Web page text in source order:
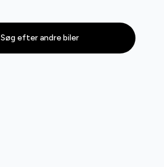
Søg efter andre biler